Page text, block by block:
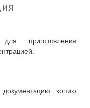
приготовления
копию